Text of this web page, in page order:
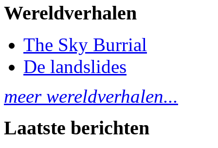
Wereldverhalen
The Sky Burrial
De landslides
meer wereldverhalen...
Laatste berichten